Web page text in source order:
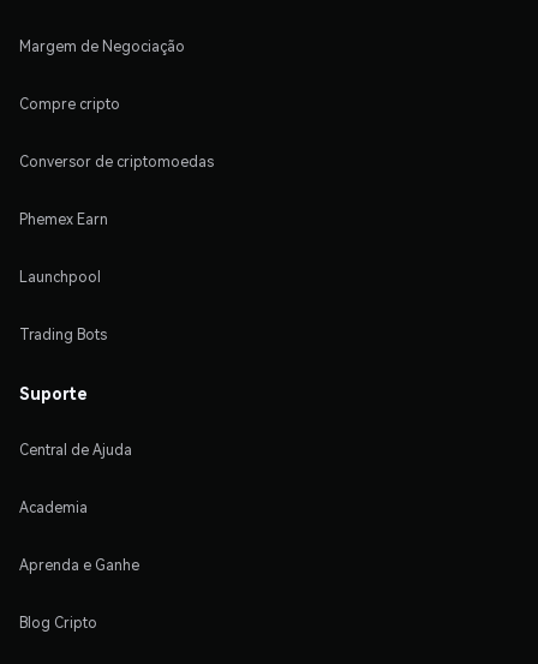
Margem de Negociação
Compre cripto
Conversor de criptomoedas
Phemex Earn
Launchpool
Trading Bots
Suporte
Central de Ajuda
Academia
Aprenda e Ganhe
Blog Cripto